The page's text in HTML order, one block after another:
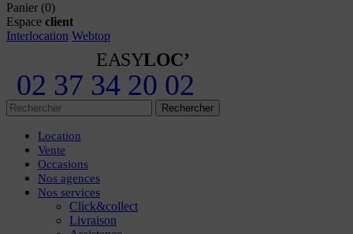
Panier (0)
Espace client
Interlocation Webtop
EASYLOC’
02 37 34 20 02
Rechercher
Location
Vente
Occasions
Nos agences
Nos services
Click&collect
Livraison